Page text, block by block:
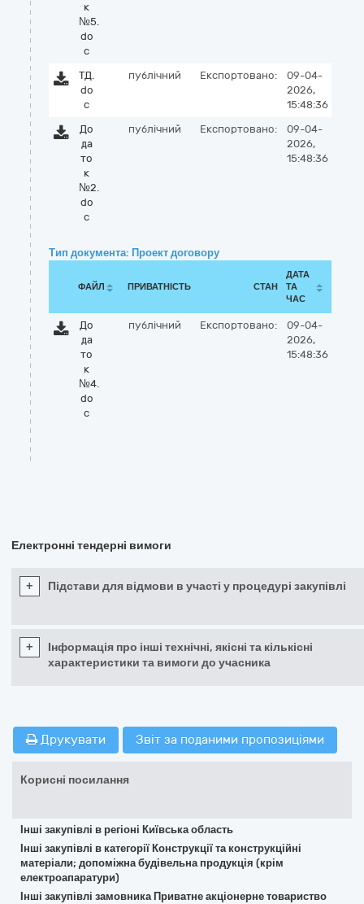
к
№5.
do
c
ТД.
do
c
публічний Експортовано:
09-04-
2026,
15:48:36
До
да
то
к
№2.
do
c
публічний Експортовано:
09-04-
2026,
15:48:36
Тип документа: Проект договору
ФАЙЛ ПРИВАТНІСТЬ СТАН
ДАТА
ТА
ЧАС
До
да
то
к
№4.
do
c
публічний Експортовано:
09-04-
2026,
15:48:36
Електронні тендерні вимоги
+ Підстави для відмови в участі у процедурі закупівлі
+
Інформація про інші технічні, якісні та кількісні
характеристики та вимоги до учасника
Друкувати Звіт за поданими пропозиціями
Корисні посилання
Інші закупівлі в регіоні Київська область
Інші закупівлі в категорії Конструкції та конструкційні
матеріали; допоміжна будівельна продукція (крім
електроапаратури)
Інші закупівлі замовника Приватне акціонерне товариство